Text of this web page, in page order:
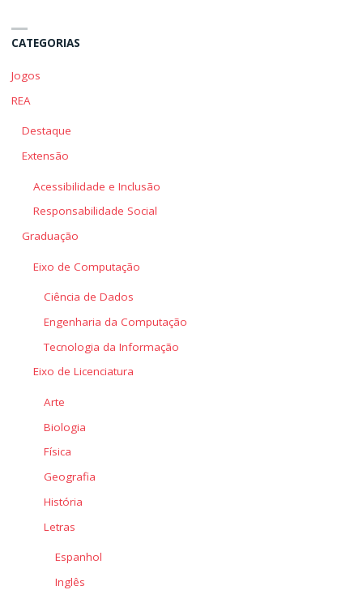
CATEGORIAS
Jogos
REA
Destaque
Extensão
Acessibilidade e Inclusão
Responsabilidade Social
Graduação
Eixo de Computação
Ciência de Dados
Engenharia da Computação
Tecnologia da Informação
Eixo de Licenciatura
Arte
Biologia
Física
Geografia
História
Letras
Espanhol
Inglês